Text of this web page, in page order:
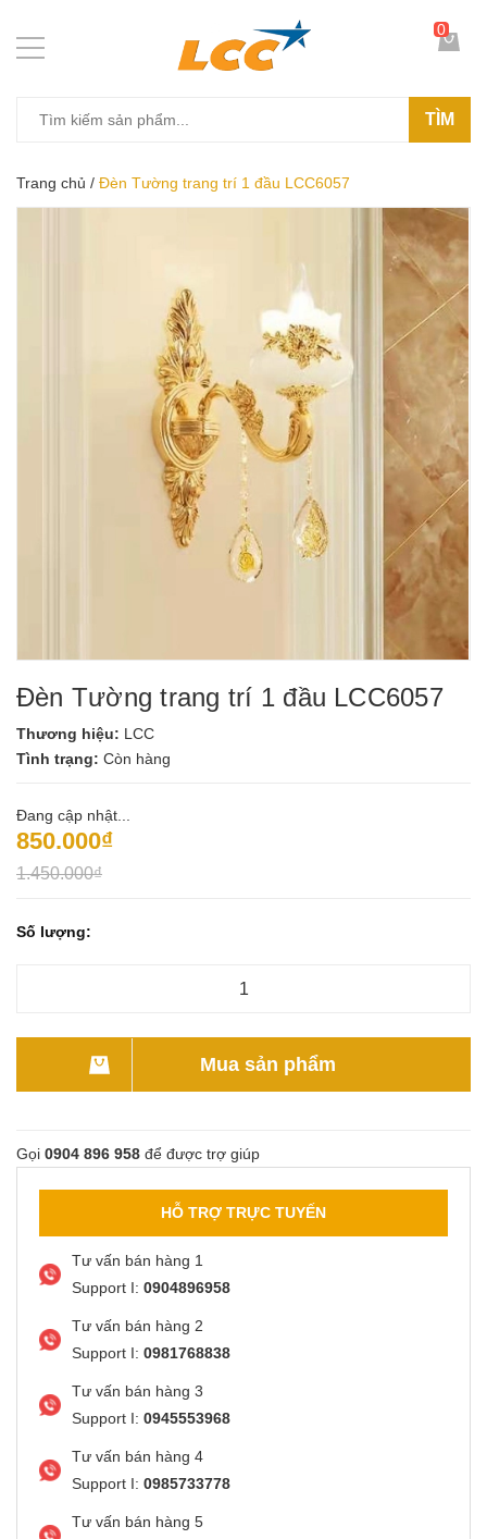
TÌM
0
Trang chủ / Đèn Tường trang trí 1 đầu LCC6057
Đèn Tường trang trí 1 đầu LCC6057
Thương hiệu: LCC
Tình trạng: Còn hàng
Đang cập nhật...
850.000₫
1.450.000₫
Số lượng:
Mua sản phẩm
Gọi 0904 896 958 để được trợ giúp
HỖ TRỢ TRỰC TUYẾN
Tư vấn bán hàng 1
Support I: 0904896958
Tư vấn bán hàng 2
Support I: 0981768838
Tư vấn bán hàng 3
Support I: 0945553968
Tư vấn bán hàng 4
Support I: 0985733778
Tư vấn bán hàng 5